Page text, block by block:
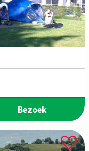
Bezoek